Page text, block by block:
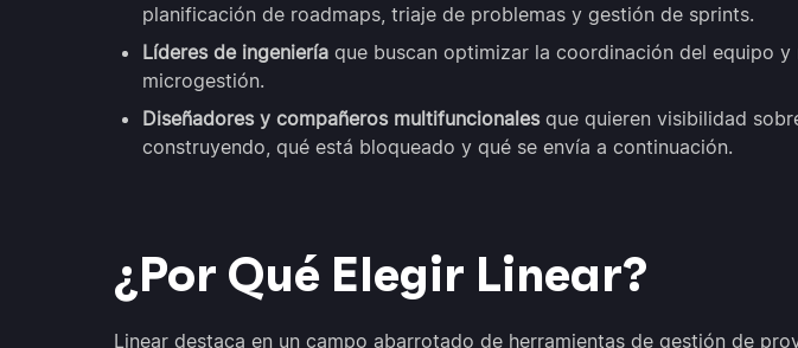
planificación de roadmaps, triaje de problemas y gestión de sprints.
Líderes de ingeniería que buscan optimizar la coordinación del equipo
microgestión.
Diseñadores y compañeros multifuncionalesque quieren visibilidad
construyendo, qué está bloqueado y qué se envía a continuación.
¿Por Qué Elegir Linear?
Linear destaca en un campo abarrotado de herramientas de gestión de